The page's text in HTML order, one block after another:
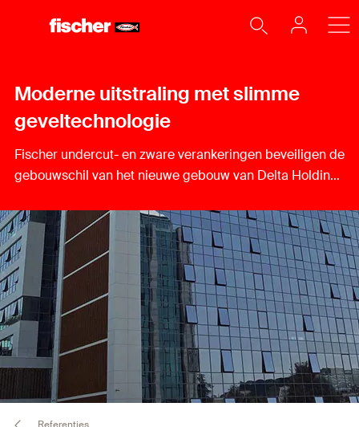
Moderne uitstraling met slimme
geveltechnologie
Fischer undercut- en zware verankeringen beveiligen de
gebouwschil van het nieuwe gebouw van Delta Holding,